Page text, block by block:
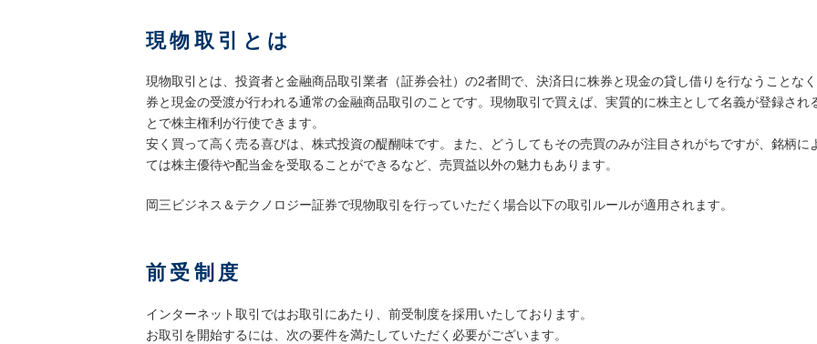
現物取引とは
現物取引とは、投資者と金融商品取引業者（証券会社）の2者間で、決済日に株券と現金の貸し借りを行なうことな
券と現金の受渡が行われる通常の金融商品取引のことです。現物取引で買えば、実質的に株主として名義が登録され
とで株主権利が行使できます。
安く買って高く売る喜びは、株式投資の醍醐味です。また、どうしてもその売買のみが注目されがちですが、銘柄に
ては株主優待や配当金を受取ることができるなど、売買益以外の魅力もあります。
岡三ビジネス＆テクノロジー証券で現物取引を行っていただく場合以下の取引ルールが適用されます。
前受制度
インターネット取引ではお取引にあたり、前受制度を採用いたしております。
お取引を開始するには、次の要件を満たしていただく必要がございます。